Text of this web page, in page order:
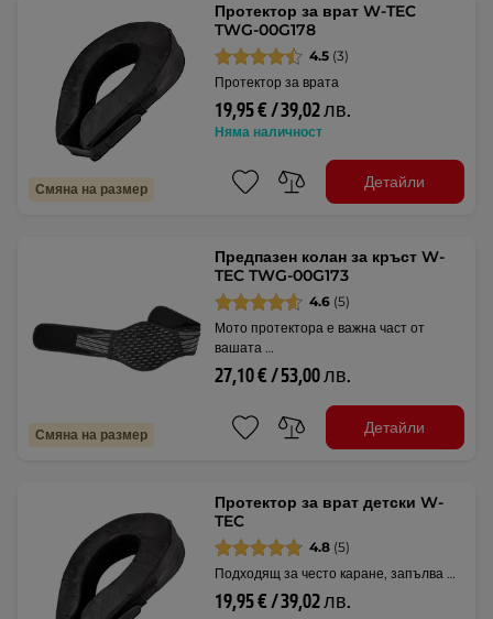
Смяна на размер
Протектор за врат W-TEC
TWG-00G178
4.5 (3)
Протектор за врата
19,95 € / 39,02 лв.
Няма наличност
Детайли
Смяна на размер
Предпазен колан за кръст W-
TEC TWG-00G173
4.6 (5)
Мото протектора е важна част от
вашата …
27,10 € / 53,00 лв.
Детайли
Протектор за врат детски W-
TEC
4.8 (5)
Подходящ за често каране, запълва …
19,95 € / 39,02 лв.